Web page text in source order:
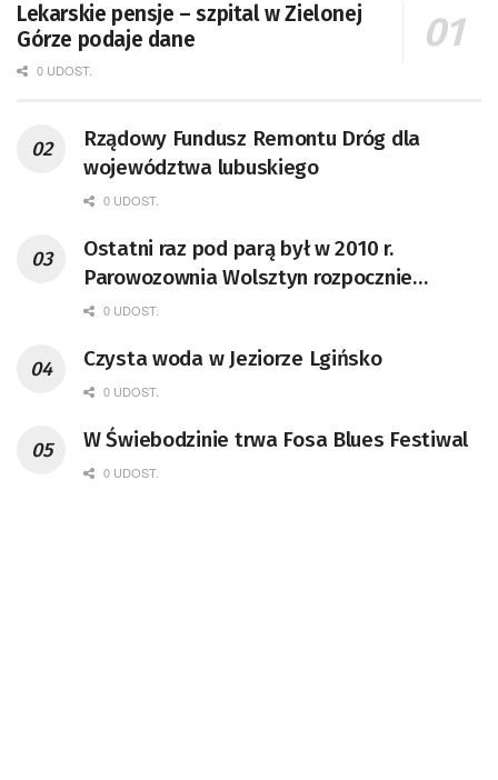
Lekarskie pensje – szpital w Zielonej
Górze podaje dane
0 UDOST.
Rządowy Fundusz Remontu Dróg dla
województwa lubuskiego
0 UDOST.
Ostatni raz pod parą był w 2010 r.
Parowozownia Wolsztyn rozpocznie
remont unikatowego Tr5-65
0 UDOST.
Czysta woda w Jeziorze Lgińsko
0 UDOST.
W Świebodzinie trwa Fosa Blues Festiwal
0 UDOST.